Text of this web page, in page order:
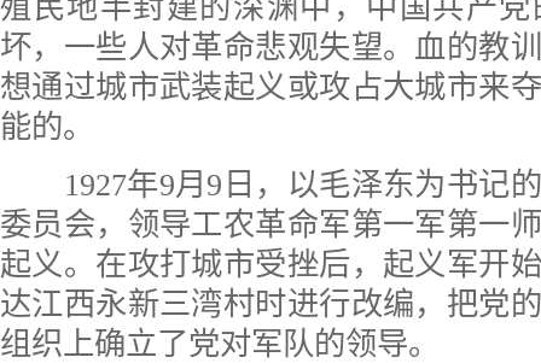
殖民地半封建的深渊中，中国共产
坏，一些人对革命悲观失望。血的教
想通过城市武装起义或攻占大城市来
能的。
1927年9月9日，以毛泽东为书记
委员会，领导工农革命军第一军第一
起义。在攻打城市受挫后，起义军开
达江西永新三湾村时进行改编，把党
组织上确立了党对军队的领导。